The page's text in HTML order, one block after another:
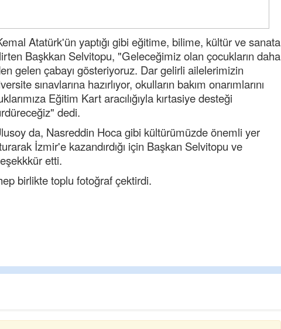
Atatürk'ün yaptığı gibi eğitime, bilime, kültür ve sanata
Başkkan Selvitopu, "Geleceğimiz olan çocukların daha
gelen çabayı gösteriyoruz. Dar gelirli ailelerimizin
sınavlarına hazırlıyor, okulların bakım onarımlarını
Eğitim Kart aracılığıyla kırtasiye desteği
dedi.
da, Nasreddin Hoca gibi kültürümüzde önemli yer
İzmir'e kazandırdığı için Başkan Selvitopu ve
etti.
birlikte toplu fotoğraf çektirdi.
yakında Erdemir maaşlarını geçecek
Kazim öztürk
Elinize emeğinize saglık çok iyi düşünülmüş
pureje kandili tekrar hayat bulacak.
Tufan
Cengiz GÜZEL
Başkana teşekkür Ederim Sağolsun ,10
toplayıp Kon